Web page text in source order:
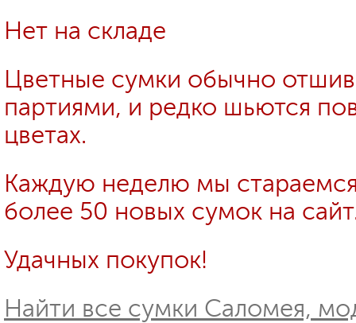
Нет на складе
Цветные сумки обычно
партиями, и редко шьются
цветах.
Каждую неделю мы
более 50 новых сумок на
Удачных покупок!
Найти все сумки Саломея,